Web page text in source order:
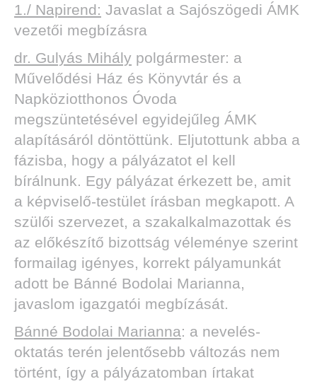
1./ Napirend: Javaslat a Sajószögedi ÁMK
vezetői megbízásra
dr. Gulyás Mihály polgármester: a
Művelődési Ház és Könyvtár és a
Napköziotthonos Óvoda
megszüntetésével egyidejűleg ÁMK
alapításáról döntöttünk. Eljutottunk abba a
fázisba, hogy a pályázatot el kell
bírálnunk. Egy pályázat érkezett be, amit
a képviselő-testület írásban megkapott. A
szülői szervezet, a szakalkalmazottak és
az előkészítő bizottság véleménye szerint
formailag igényes, korrekt pályamunkát
adott be Bánné Bodolai Marianna,
javaslom igazgatói megbízását.
Bánné Bodolai Marianna: a nevelés-
oktatás terén jelentősebb változás nem
történt, így a pályázatomban írtakat